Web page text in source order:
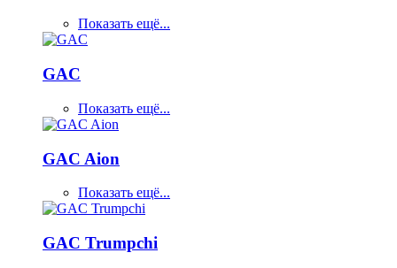
Показать ещё...
GAC
Показать ещё...
GAC Aion
Показать ещё...
GAC Trumpchi